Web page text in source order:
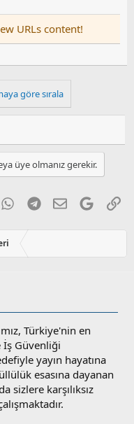
URLs content!
göre sırala
üye olmanız gerekir.
WhatsAppTelegram
E-postaGoogle
Türkiye'nin en
İş Güvenliği
yayın hayatına
esasına dayanan
sizlere karşılıksız